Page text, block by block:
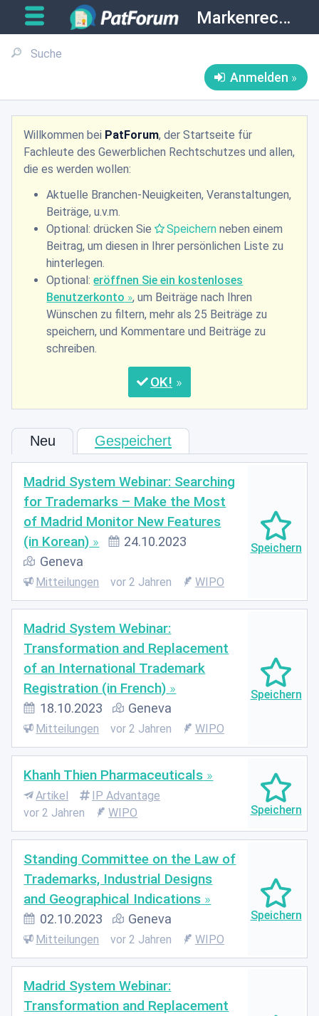
Markenrecht
Anmelden
Willkommen bei PatForum, der Startseite für
Fachleute des Gewerblichen Rechtschutzes und allen,
die es werden wollen:
Aktuelle Branchen-Neuigkeiten, Veranstaltungen,
Beiträge, u.v.m.
Optional: drücken Sie
Speichern neben einem
Beitrag, um diesen in Ihrer persönlichen Liste zu
hinterlegen.
Optional:eröffnen Sie ein kostenloses
Benutzerkonto
, um Beiträge nach Ihren
Wünschen zu filtern, mehr als 25 Beiträge zu
speichern, und Kommentare und Beiträge zu
schreiben.
OK
Neu Gespeichert
Madrid System Webinar: Searching
for Trademarks – Make the Most
of Madrid Monitor New Features
(in Korean)
24.10.2023
Geneva
Mitteilungen vor 2 Jahren WIPO
Madrid System Webinar:
Transformation and Replacement
of an International Trademark
Registration (in French)
18.10.2023 Geneva
Mitteilungen vor 2 Jahren WIPO
Khanh Thien Pharmaceuticals
Artikel
IP Advantage
vor 2 Jahren
WIPO
Standing Committee on the Law of
Trademarks, Industrial Designs
and Geographical Indications
02.10.2023 Geneva
Mitteilungen vor 2 Jahren WIPO
Madrid System Webinar:
Transformation and Replacement